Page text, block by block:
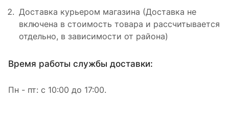
Доставка курьером магазина (Доставка не
включена в стоимость товара и рассчитывается
отдельно, в зависимости от района)
Время работы службы доставки:
Пн - пт: с 10:00 до 17:00.